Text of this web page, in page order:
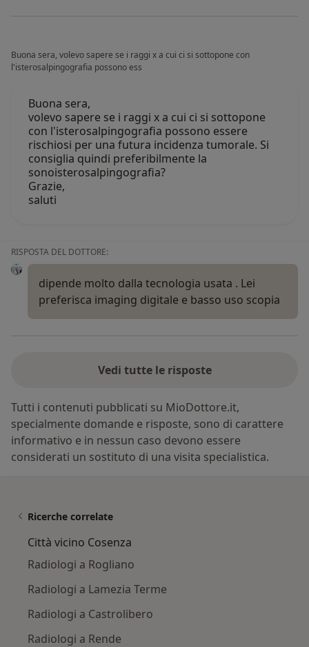
Buona sera, volevo sapere se i raggi x a cui ci si sottopone con
l'isterosalpingografia possono ess
Buona sera,
volevo sapere se i raggi x a cui ci si sottopone
con l'isterosalpingografia possono essere
rischiosi per una futura incidenza tumorale. Si
consiglia quindi preferibilmente la
sonoisterosalpingografia?
Grazie,
saluti
RISPOSTA DEL DOTTORE:
dipende molto dalla tecnologia usata . Lei
preferisca imaging digitale e basso uso scopia
Vedi tutte le risposte
Tutti i contenuti pubblicati su MioDottore.it,
specialmente domande e risposte, sono di carattere
informativo e in nessun caso devono essere
considerati un sostituto di una visita specialistica.
Ricerche correlate
Città vicino Cosenza
Radiologi a Rogliano
Radiologi a Lamezia Terme
Radiologi a Castrolibero
Radiologi a Rende